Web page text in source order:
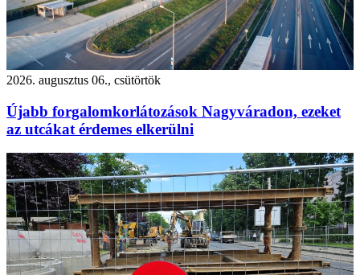
2026. augusztus 06., csütörtök
Újabb forgalomkorlátozások Nagyváradon, ezeket
az utcákat érdemes elkerülni